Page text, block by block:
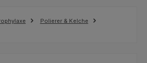
Polierer & Kelche